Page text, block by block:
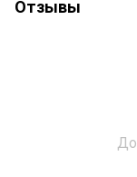
Отзывы